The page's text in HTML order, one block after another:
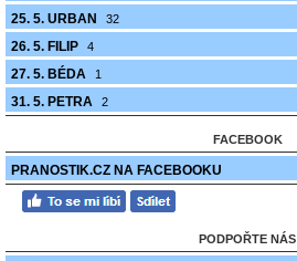
25. 5. URBAN 32
26. 5. FILIP 4
27. 5. BÉDA 1
31. 5. PETRA 2
FACEBOOK
PRANOSTIK.CZ NA FACEBOOKU
PODPOŘTE NÁS